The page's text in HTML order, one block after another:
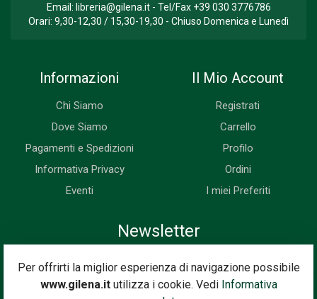
Per offrirti la miglior esperienza di navigazione possibile
www.gilena.itutilizza i cookie. Vedi Informativa
Email: libreria@gilena.it- Tel/Fax +39 030 3776786
Orari: 9,30-12,30 / 15,30-19,30 - Chiuso Domenica e Lunedì
Informazioni
Chi Siamo
Dove Siamo
Pagamenti e Spedizioni
Informativa Privacy
Eventi
Il Mio Account
Registrati
Carrello
Profilo
Ordini
I miei Preferiti
Newsletter
Iscriviti subito alla nostra newsletter. Riceverai prima di tutti le
novità, le offerte, i prossimi eventi...